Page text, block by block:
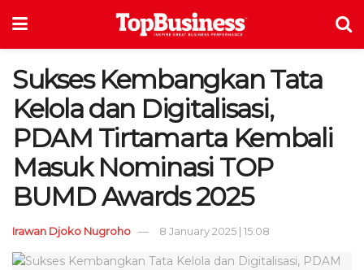
Sukses Kembangkan Tata
Kelola dan Digitalisasi,
PDAM Tirtamarta Kembali
Masuk Nominasi TOP
BUMD Awards 2025
Irawan Djoko Nugroho 8 January 2025 | 15:08